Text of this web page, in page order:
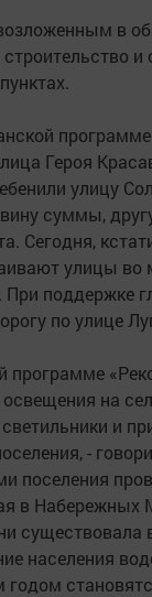
в
Героя
улицу
суммы,
Сегодня,
улицы во
При поддержке
по улице
программе
на
и
-
поселения
в Набережных
существовала
населения